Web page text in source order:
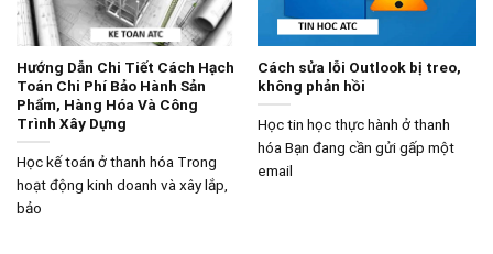
Hướng Dẫn Chi Tiết Cách Hạch
Toán Chi Phí Bảo Hành Sản
Phẩm, Hàng Hóa Và Công
Trình Xây Dựng
Học kế toán ở thanh hóa Trong
hoạt động kinh doanh và xây lắp,
bảo
Cách sửa lỗi Outlook bị treo,
không phản hồi
Học tin học thực hành ở thanh
hóa Bạn đang cần gửi gấp một
email